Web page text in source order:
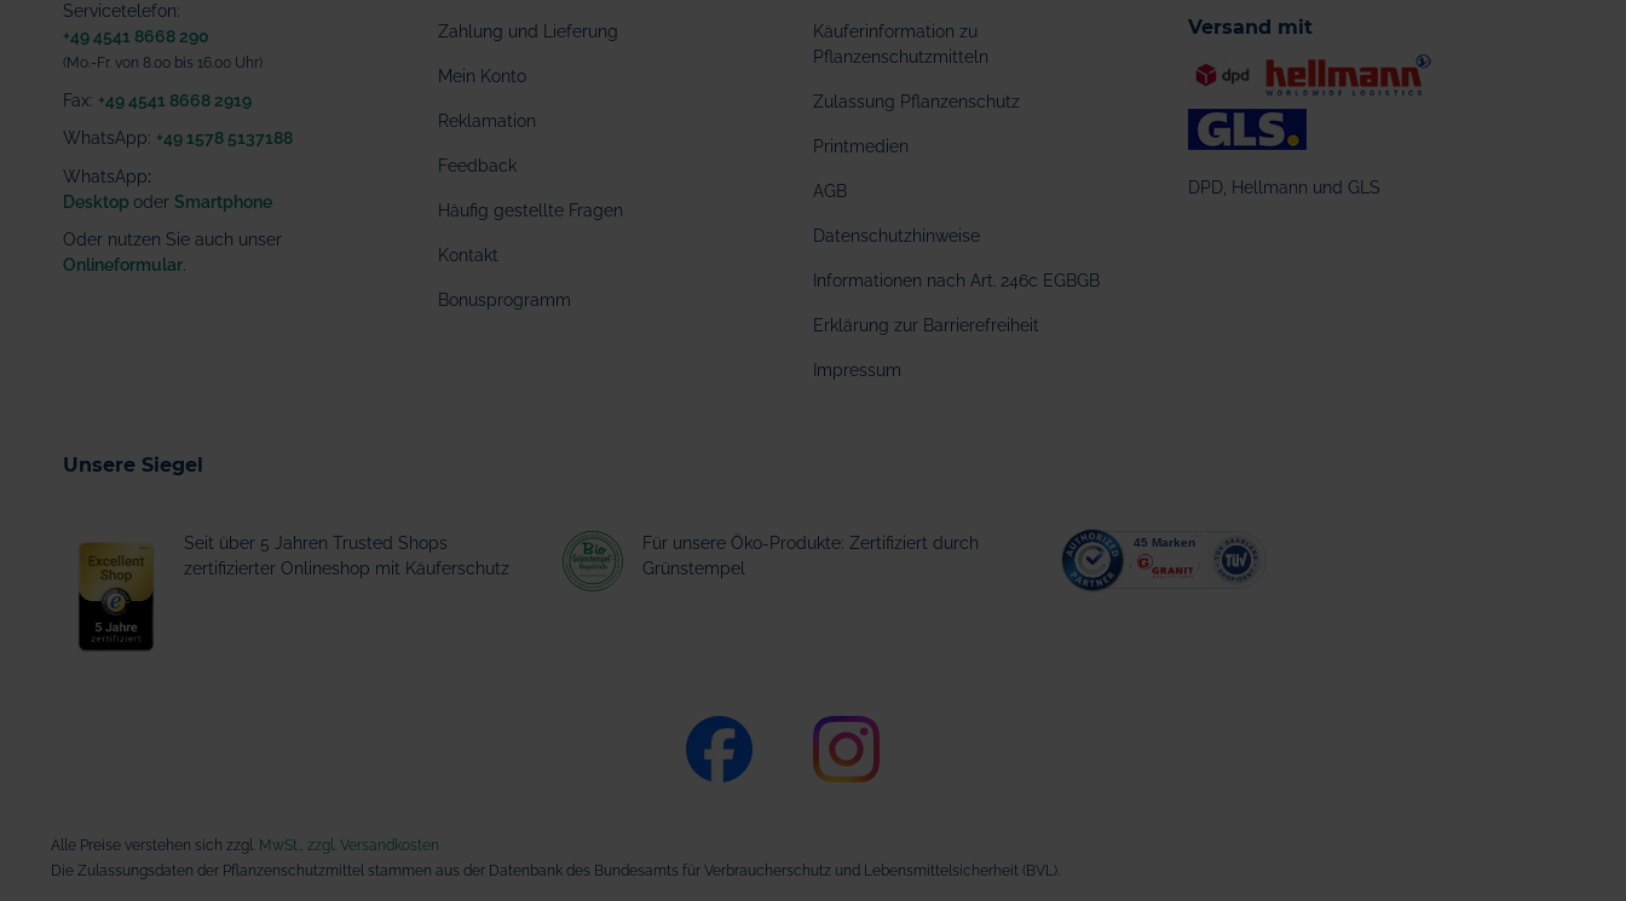
Servicetelefon:
+49 4541 8668 290
(Mo.-Fr. von 8.00 bis 16.00 Uhr)
Fax: +49 4541 8668 2919
WhatsApp: +49 1578 5137188
WhatsApp:
Desktop oder Smartphone
Oder nutzen Sie auch unser
Onlineformular
Zahlung und Lieferung
Mein Konto
Reklamation
Feedback
Häufig gestellte Fragen
Kontakt
Bonusprogramm
Käuferinformation zu
Pflanzenschutzmitteln
Zulassung Pflanzenschutz
Printmedien
AGB
Datenschutzhinweise
Informationen nach Art. 246c EGBGB
Erklärung zur Barrierefreiheit
Impressum
Versand mit
DPD, Hellmann und GLS
Unsere Siegel
Seit über 5 Jahren Trusted Shops
zertifizierter Onlineshop mit Käuferschutz
Für unsere Öko-Produkte: Zertifiziert durch
Grünstempel
Alle Preise verstehen sich zzgl. MwSt., zzgl. Versandkosten
Die Zulassungsdaten der Pflanzenschutzmittel stammen aus der Datenbank des Bundesamts für Verbraucherschutz und Lebensmittelsicherheit (BVL).